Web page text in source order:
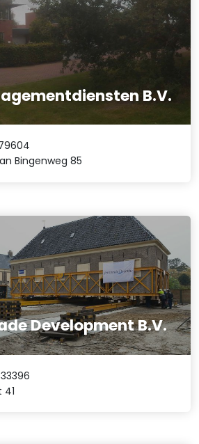
B.V.
Bingenweg 85
Development B.V.
41